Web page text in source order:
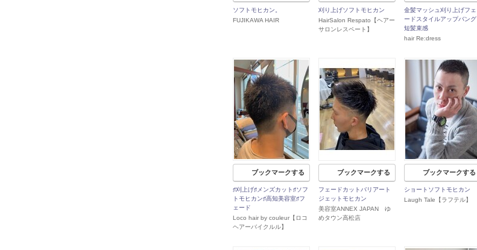
ソフトモヒカン。
FUJIKAWA HAIR
刈り上げソフトモヒカン
HairSalon Respato【ヘアー
サロンレスペート】
金髪マッシュ刈り上げフェ
ードスタイルアップバング
短髪束感
hair Re:dress
ブックマークする
♯刈上げ♯メンズカット♯ソフ
トモヒカン♯高知美容室♯フ
ェード
Loco hair by couleur【ロコ
ヘアーバイクルル】
ブックマークする
フェードカットバリアート
ジェットモヒカン
美容室ANNEX JAPAN ゆ
めタウン高松店
ブックマークする
ショートソフトモヒカン
Laugh Tale【ラフテル】